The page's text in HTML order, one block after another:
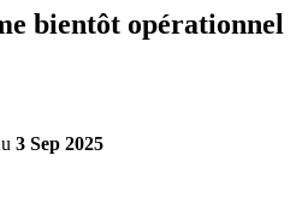
bientôt opérationnel
3 Sep 2025